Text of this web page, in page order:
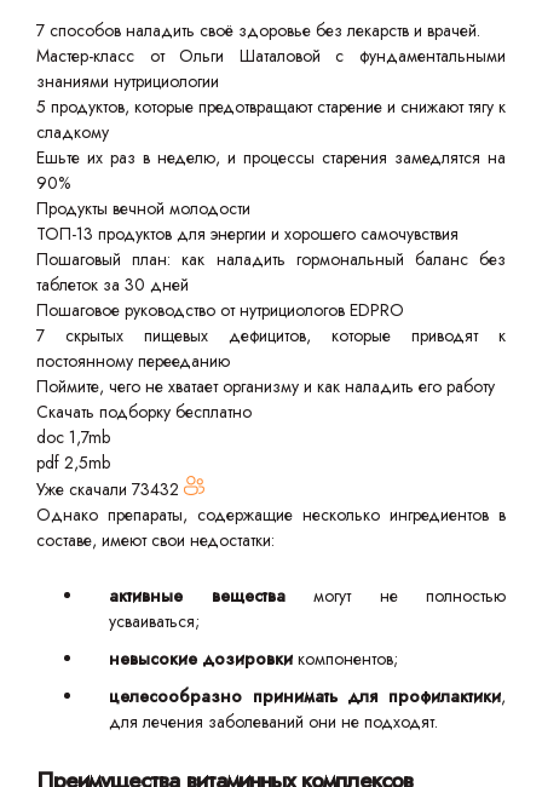
7 способов наладить своё здоровье без лекарств и врачей.
Мастер-класс от Ольги Шаталовой с фундаментальными
знаниями нутрициологии
5 продуктов, которые предотвращают старение и снижают тягу к
сладкому
Ешьте их раз в неделю, и процессы старения замедлятся на
90%
Продукты вечной молодости
ТОП-13 продуктов для энергии и хорошего самочувствия
Пошаговый план: как наладить гормональный баланс без
таблеток за 30 дней
Пошаговое руководство от нутрициологов EDPRO
7 скрытых пищевых дефицитов, которые приводят к
постоянному перееданию
Поймите, чего не хватает организму и как наладить его работу
Скачать подборку бесплатно
doc 1,7mb
pdf 2,5mb
Уже скачали 73432
Однако препараты, содержащие несколько ингредиентов в
составе, имеют свои недостатки:
активные вещества могут не полностью
усваиваться;
невысокие дозировки компонентов;
целесообразно принимать для профилактики,
для лечения заболеваний они не подходят.
Преимущества витаминных комплексов